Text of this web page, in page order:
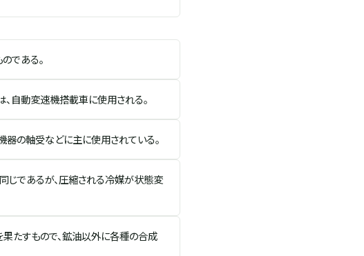
である。
自動変速機搭載車に使用される。
器の軸受などに主に使用されている。
じであるが、圧縮される冷媒が状態変
たすもので、鉱油以外に各種の合成